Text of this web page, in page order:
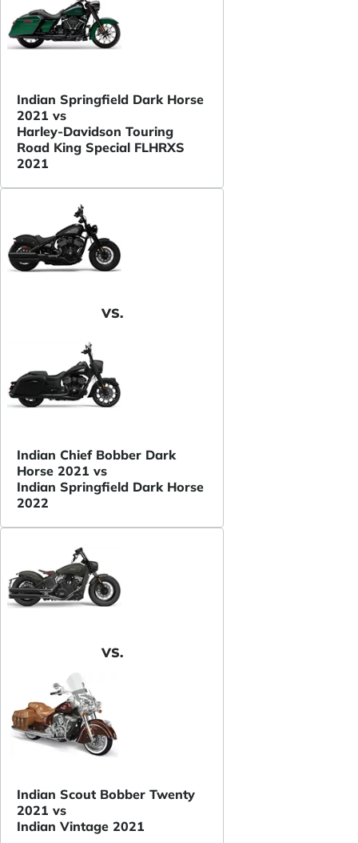
Indian Springfield Dark Horse
2021 vs
Harley-Davidson Touring
Road King Special FLHRXS
2021
VS.
Indian Chief Bobber Dark
Horse 2021 vs
Indian Springfield Dark Horse
2022
VS.
Indian Scout Bobber Twenty
2021 vs
Indian Vintage 2021